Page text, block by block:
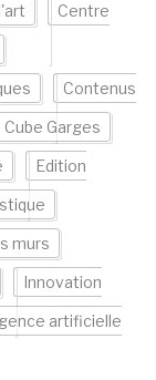
Centre
Contenus
Cube Garges
Edition
murs
Innovation
artificielle